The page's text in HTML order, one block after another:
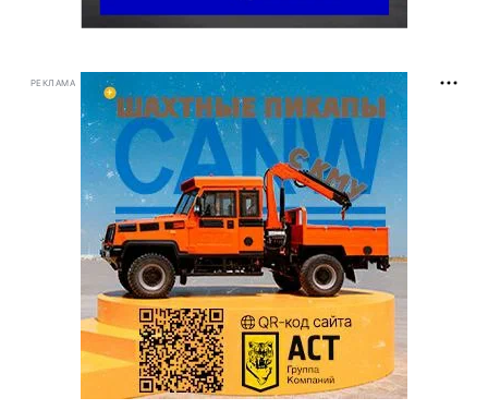
РЕКЛАМА